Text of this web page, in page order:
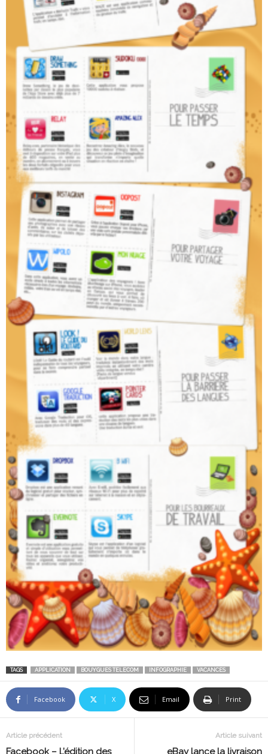
TAGS APPLICATION BOUYGUES TELECOM INFOGRAPHIE VACANCES
Facebook X Email Print
Article précédent
Facebook – L’édition des
Article suivant
eBay lance la livraison